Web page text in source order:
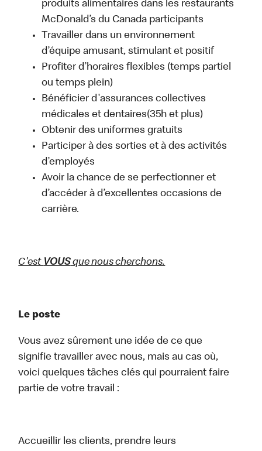
produits alimentaires dans les restaurants
McDonald’s du Canada participants
Travailler dans un environnement
d’équipe amusant, stimulant et positif
Profiter d’horaires flexibles (temps partiel
ou temps plein)
Bénéficier d'assurances collectives
médicales et dentaires(35h et plus)
Obtenir des uniformes gratuits
Participer à des sorties et à des activités
d’employés
Avoir la chance de se perfectionner et
d’accéder à d’excellentes occasions de
carrière.
C'est VOUSque nous cherchons.
Le poste
Vous avez sûrement une idée de ce que
signifie travailler avec nous, mais au cas où,
voici quelques tâches clés qui pourraient faire
partie de votre travail :
Accueillir les clients, prendre leurs